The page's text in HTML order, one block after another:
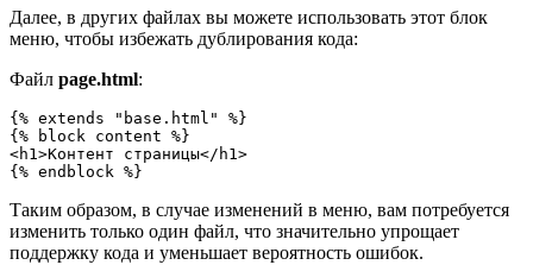
Далее, в других файлах вы можете использовать этот блок
меню, чтобы избежать дублирования кода:
Файл page.html:
{% extends "base.html" %}
{% block content %}
<h1>Контент страницы</h1>
{% endblock %}
Таким образом, в случае изменений в меню, вам потребуется
изменить только один файл, что значительно упрощает
поддержку кода и уменьшает вероятность ошибок.